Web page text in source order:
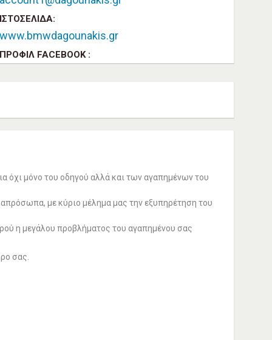
ΙΣΤΟΣΕΛΊΔΑ:
www.bmwdagounakis.gr
ΠΡΟΦΊΛ FACEBOOK :
όχι μόνο του οδηγού αλλά και των αγαπημένων του
με κύριο μέλημα μας την εξυπηρέτηση του
η μεγάλου προβλήματος του αγαπημένου σας
σας.